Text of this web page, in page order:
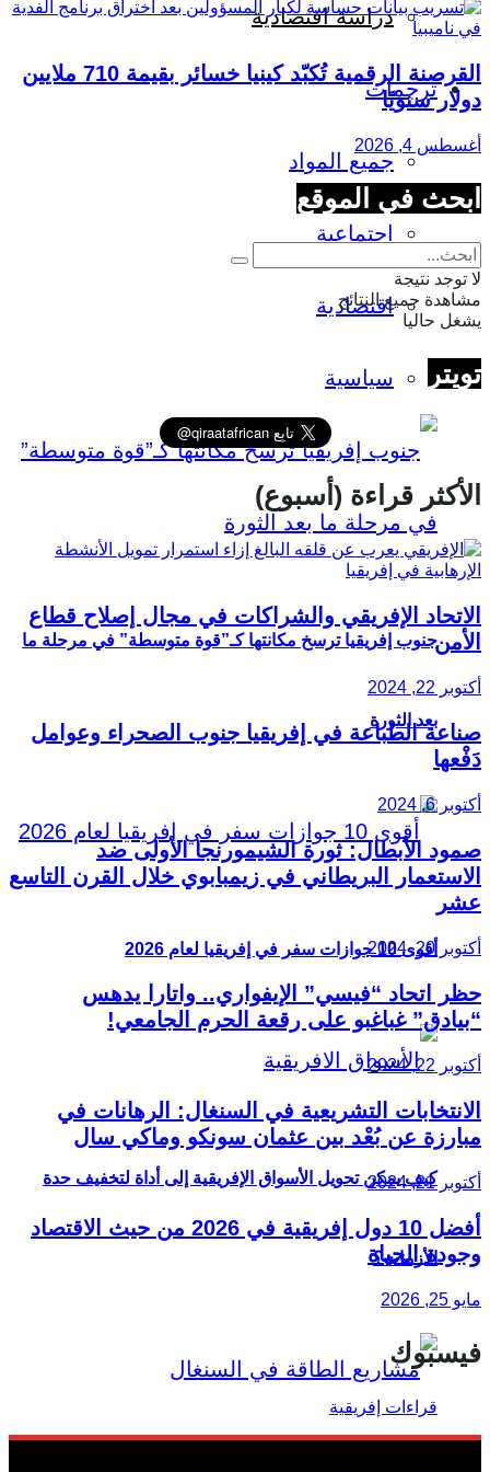
دراسة اقتصادية
ترجمات
جميع المواد
اجتماعية
اقتصادية
سياسية
جنوب إفريقيا ترسخ مكانتها كـ”قوة متوسطة” في مرحلة ما
بعد الثورة
أقوى 10 جوازات سفر في إفريقيا لعام 2026
كيف يمكن تحويل الأسواق الإفريقية إلى أداة لتخفيف حدة
الأزمات؟
القرصنة الرقمية تُكبّد كينيا خسائر بقيمة 710 ملايين
دولار سنويًا
أغسطس 4, 2026
ابحث في الموقع
لا توجد نتيجة
مشاهدة جميع النتائج
يشغل حاليا
تويتر
الأكثر قراءة (أسبوع)
الاتحاد الإفريقي والشراكات في مجال إصلاح قطاع
الأمن
أكتوبر 22, 2024
صناعة الطباعة في إفريقيا جنوب الصحراء وعوامل
دَفْعها
أكتوبر 6, 2024
صمود الأبطال: ثورة الشيمورنجا الأولى ضد
الاستعمار البريطاني في زيمبابوي خلال القرن التاسع
عشر
أكتوبر 20, 2024
حظر اتحاد “فيسي” الإيفواري.. واتارا يدهس
“بيادق” غباغبو على رقعة الحرم الجامعي!
أكتوبر 22, 2024
الانتخابات التشريعية في السنغال: الرهانات في
مبارزة عن بُعْد بين عثمان سونكو وماكي سال
أكتوبر 21, 2024
أفضل 10 دول إفريقية في 2026 من حيث الاقتصاد
وجودة الحياة
مايو 25, 2026
فيسبوك